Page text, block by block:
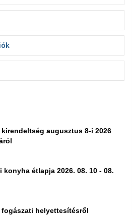
augusztus 8-i 2026
konyha étlapja 2026. 08. 10 - 08.
helyettesítésről